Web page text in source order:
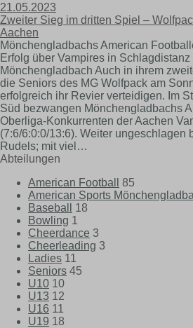
21.05.2023
Zweiter Sieg im dritten Spiel –
Aachen
Mönchengladbachs American
Erfolg über Vampires in
Mönchengladbach Auch in ihrem
die Seniors des MG Wolfpack am
erfolgreich ihr Revier verteidigen. Im
Süd bezwangen Mönchengladbachs
Oberliga-Konkurrenten der Aachen
(7:6/6:0:0/13:6). Weiter ungeschlagen
Rudels; mit viel…
Abteilungen
American Football
85
American Sports
Baseball
18
Bowling 1
Cheerdance 3
Cheerleading 3
Ladies 11
Seniors 45
U10 10
U13 12
U16 11
U19 18